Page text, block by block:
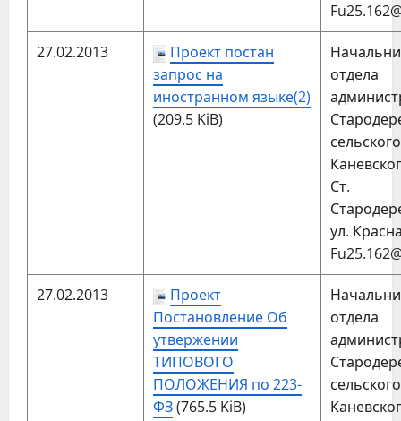
27.02.2013
Проект постан
запрос на
иностранном языке(2)
(209.5 KiB)
отдела
Ст.
ул.
27.02.2013
Проект
Постановление Об
утвержении
ТИПОВОГО
ПОЛОЖЕНИЯ по 223-
ФЗ(765.5 KiB)
отдела